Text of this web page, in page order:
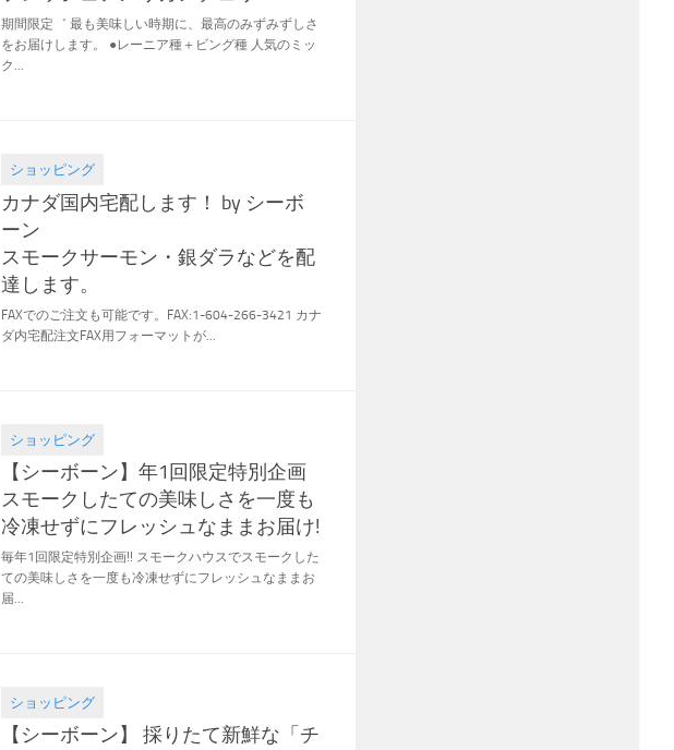
期間限定゛ 最も美味しい時期に、最高のみずみずしさ
をお届けします。 ●レーニア種＋ビング種 人気のミッ
ク...
ショッピング
2017.11.28
カナダ国内宅配します！ by シーボ
ーン
スモークサーモン・銀ダラなどを配
達します。
FAXでのご注文も可能です。FAX:1-604-266-3421 カナ
ダ内宅配注文FAX用フォーマットが...
ショッピング
2017.11.15
【シーボーン】年1回限定特別企画
スモークしたての美味しさを一度も
冷凍せずにフレッシュなままお届け!
毎年1回限定特別企画!! スモークハウスでスモークした
ての美味しさを一度も冷凍せずにフレッシュなままお
届...
ショッピング
2017.05.23
【シーボーン】 採りたて新鮮な「チ